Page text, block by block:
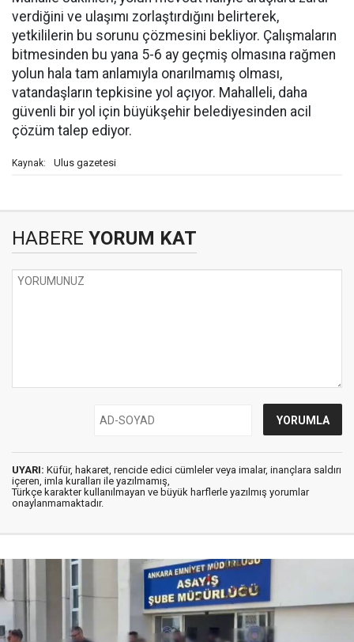
verdiğini ve ulaşımı zorlaştırdığını belirterek,
yetkililerin bu sorunu çözmesini bekliyor. Çalışmaların
bitmesinden bu yana 5-6 ay geçmiş olmasına rağmen
yolun hala tam anlamıyla onarılmamış olması,
vatandaşların tepkisine yol açıyor. Mahalleli, daha
güvenli bir yol için büyükşehir belediyesinden acil
çözüm talep ediyor.
Kaynak: Ulus gazetesi
HABERE YORUM KAT
UYARI: Küfür, hakaret, rencide edici cümleler veya imalar, inançlara saldırı
içeren, imla kuralları ile yazılmamış,
Türkçe karakter kullanılmayan ve büyük harflerle yazılmış yorumlar
onaylanmamaktadır.